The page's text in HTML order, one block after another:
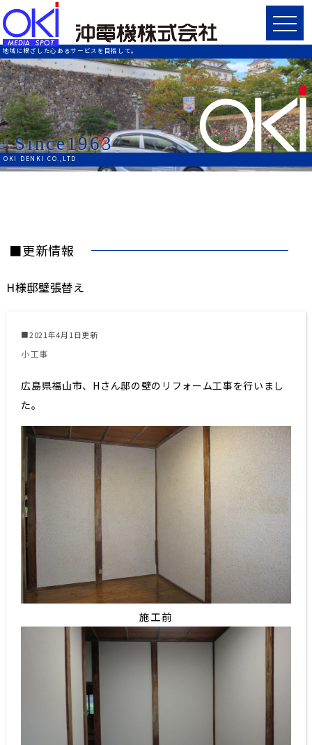
地域に根ざした心あるサービスを目指して。
Since1963
OKI DENKI CO.,LTD
■更新情報
H様邸壁張替え
■2021年4月1日更新
小工事
広島県福山市、Hさん邸の壁のリフォーム工事を行いまし
た。
施工前